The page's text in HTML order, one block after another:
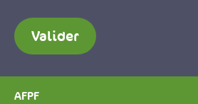
Valider
AFPF